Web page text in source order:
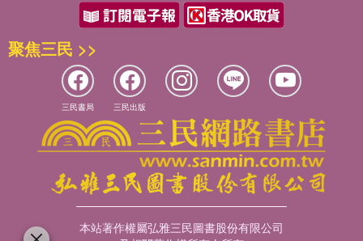
聚焦三民 >>
三民書局 三民出版
本站著作權屬弘雅三民圖書股份有限公司